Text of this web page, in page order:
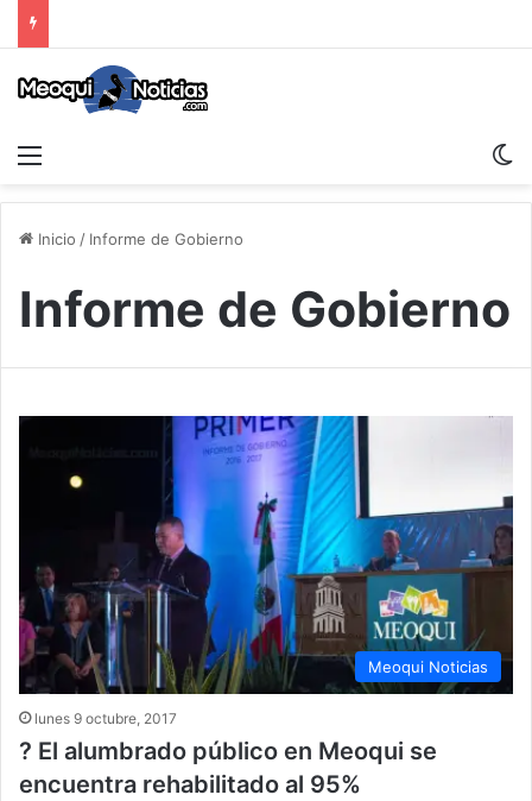
Inicio / Informe de Gobierno
Informe de Gobierno
Meoqui Noticias
lunes 9 octubre, 2017
? El alumbrado público en Meoqui se
encuentra rehabilitado al 95%